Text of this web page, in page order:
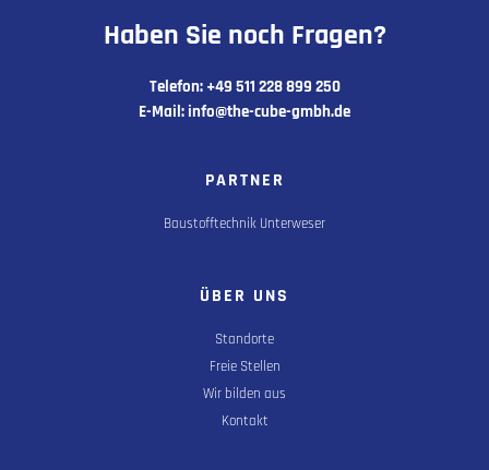
Haben Sie noch Fragen?
Telefon: +49 511 228 899 250
E-Mail: info@the-cube-gmbh.de
PARTNER
Baustofftechnik Unterweser
ÜBER UNS
Standorte
Freie Stellen
Wir bilden aus
Kontakt